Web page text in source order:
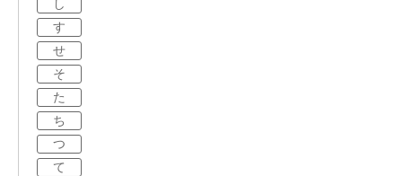
し
す
せ
そ
た
ち
つ
て